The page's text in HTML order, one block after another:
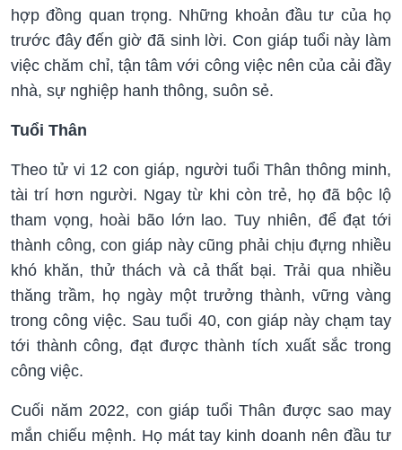
hợp đồng quan trọng. Những khoản đầu tư của họ
trước đây đến giờ đã sinh lời. Con giáp tuổi này làm
việc chăm chỉ, tận tâm với công việc nên của cải đầy
nhà, sự nghiệp hanh thông, suôn sẻ.
Tuổi Thân
Theo tử vi 12 con giáp, người tuổi Thân thông minh,
tài trí hơn người. Ngay từ khi còn trẻ, họ đã bộc lộ
tham vọng, hoài bão lớn lao. Tuy nhiên, để đạt tới
thành công, con giáp này cũng phải chịu đựng nhiều
khó khăn, thử thách và cả thất bại. Trải qua nhiều
thăng trầm, họ ngày một trưởng thành, vững vàng
trong công việc. Sau tuổi 40, con giáp này chạm tay
tới thành công, đạt được thành tích xuất sắc trong
công việc.
Cuối năm 2022, con giáp tuổi Thân được sao may
mắn chiếu mệnh. Họ mát tay kinh doanh nên đầu tư